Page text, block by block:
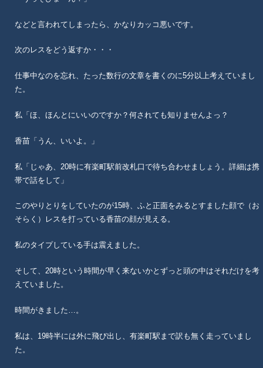
などと言われてしまったら、かなりカッコ悪いです。
次のレスをどう返すか・・・
仕事中なのを忘れ、たった数行の文章を書くのに5分以上考えていまし
た。
私「ほ、ほんとにいいのですか？何されても知りませんよっ？
香苗「うん、いいよ。」
私「じゃあ、20時に有楽町駅前改札口で待ち合わせましょう。詳細は携
帯で話をして」
このやりとりをしていたのが15時、ふと正面をみるとすました顔で（お
そらく）レスを打っている香苗の顔が見える。
私のタイプしている手は震えました。
そして、20時という時間が早く来ないかとずっと頭の中はそれだけを考
えていました。
時間がきました…。
私は、19時半には外に飛び出し、有楽町駅まで訳も無く走っていまし
た。